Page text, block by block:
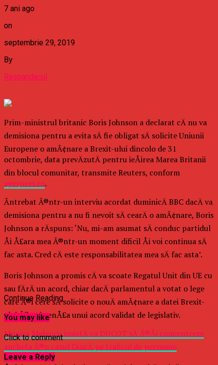
7 ani ago
on
septembrie 29, 2019
By
Raspandacul
Prim-ministrul britanic Boris Johnson a declarat cÄ nu va
demisiona pentru a evita sÄ fie obligat sÄ solicite Uniunii
Europene o amÃ¢nare a Brexit-ului dincolo de 31
octombrie, data prevÄzutÄ pentru ieÅirea Marea Britanii
din blocul comunitar, transmite Reuters, conform
agerpres.ro.
Ãntrebat Ã®ntr-un interviu acordat duminicÄ BBC dacÄ va
demisiona pentru a nu fi nevoit sÄ cearÄ o amÃ¢nare, Boris
Johnson a rÄspuns: ‘Nu, mi-am asumat sÄ conduc partidul
Åi Å£ara mea Ã®ntr-un moment dificil Åi voi continua sÄ
fac asta. Cred cÄ este responsabilitatea mea sÄ fac asta’.
Boris Johnson a promis cÄ va scoate Regatul Unit din UE cu
sau fÄrÄ un acord, chiar dacÄ parlamentul a votat o lege
care Ã®i cere sÄ solicite o nouÄ amÃ¢nare a datei Brexit-
ului Ã®n absenÅ£a unui acord validat de legislativ.
Monica Melencu insistÄ ca DIICOT sÄ Ã®Åi concentreze
ancheta Ã®n cazul DincÄ pe traficul de persoane
Continue Reading
You may like
Click to comment
Leave a Reply